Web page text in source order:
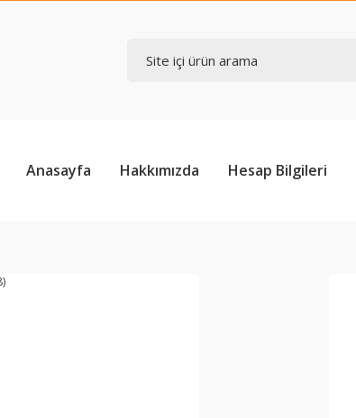
Anasayfa Hakkımızda Hesap Bilgileri